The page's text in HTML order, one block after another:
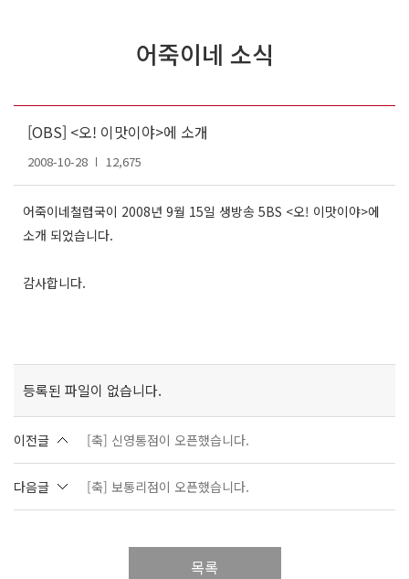
어죽이네 소식
[OBS] <오! 이맛이야>에 소개
2008-10-28 12,675
어죽이네철렵국이 2008년 9월 15일 생방송 5BS <오! 이맛이야>에
소개 되었습니다.
감사합니다.
등록된 파일이 없습니다.
이전글 [축] 신영통점이 오픈했습니다.
다음글 [축] 보통리점이 오픈했습니다.
목록